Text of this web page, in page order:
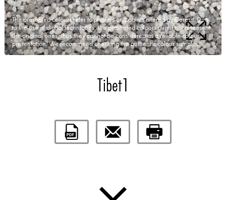
The presented colours refer to plasters and paints offered by Ceresit. Due
to the use of digital techniques, the presented colours might not represent
the original ones, thus they cannot be considered as a reliable colour
presentation. We recommend checking the authentic colour samples.
Tibet1